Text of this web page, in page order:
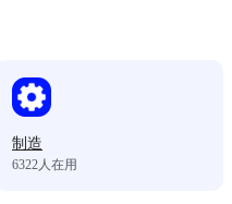
制造
6322人在用